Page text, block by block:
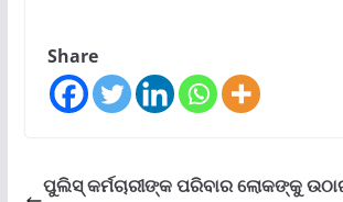
Share
ପୁଲିସ୍‌ କର୍ମଚାରୀଙ୍କ ପରିବାର ଲୋକଙ୍କୁ